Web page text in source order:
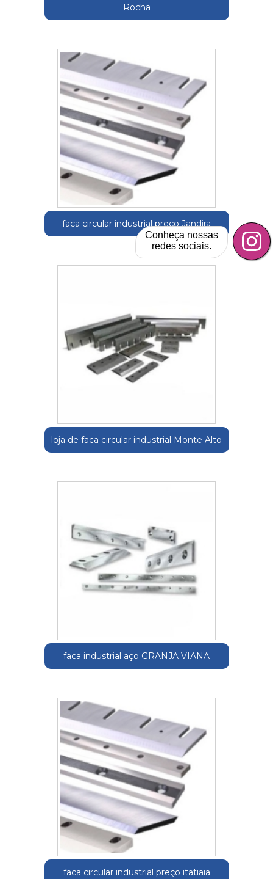
Rocha
faca circular industrial preço Jandira
loja de faca circular industrial Monte Alto
faca industrial aço GRANJA VIANA
faca circular industrial preço itatiaia
Conheça nossas
redes sociais.